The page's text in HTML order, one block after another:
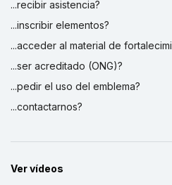
...recibir asistencia?
...inscribir elementos?
...acceder al material de
...ser acreditado (ONG)?
...pedir el uso del emblema?
...contactarnos?
Ver vídeos